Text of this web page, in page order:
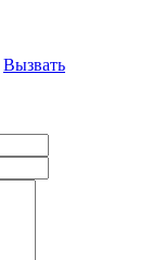
Вызвать